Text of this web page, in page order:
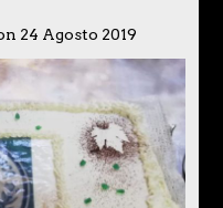
24 Agosto 2019